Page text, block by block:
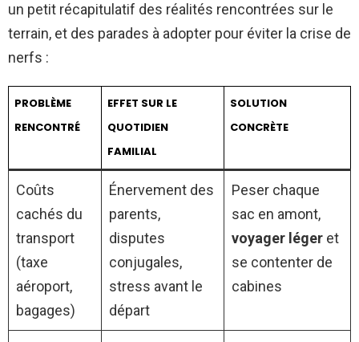
un petit récapitulatif des réalités rencontrées sur le
terrain, et des parades à adopter pour éviter la crise de
nerfs :
PROBLÈME
RENCONTRÉ
EFFET SUR LE
QUOTIDIEN
FAMILIAL
SOLUTION
CONCRÈTE
Coûts
cachés du
transport
(taxe
aéroport,
bagages)
Énervement des
parents,
disputes
conjugales,
stress avant le
départ
Peser chaque
sac en amont,
voyager léger et
se contenter de
cabines